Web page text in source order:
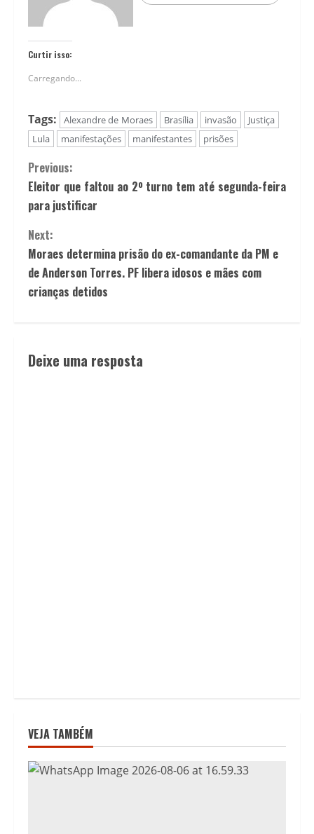
Curtir isso:
Carregando...
Tags: Alexandre de Moraes Brasília invasão
Justiça
Lula
manifestações manifestantes prisões
Previous:
Eleitor que faltou ao 2º turno tem até segunda-feira
para justificar
Next:
Moraes determina prisão do ex-comandante da PM e
de Anderson Torres. PF libera idosos e mães com
crianças detidos
Deixe uma resposta
VEJA TAMBÉM